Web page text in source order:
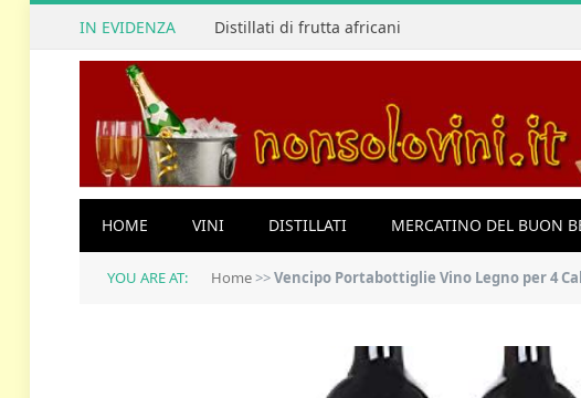
IN EVIDENZA Distillati di frutta africani
HOME VINI DISTILLATI MERCATINO DEL BUON
YOU ARE AT: Home>>Vencipo Portabottiglie Vino Legno per 4 Calici Vino